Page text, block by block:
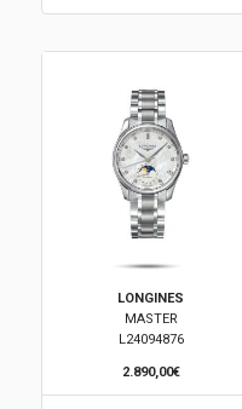
LONGINES
MASTER
L24094876
2.890,00€